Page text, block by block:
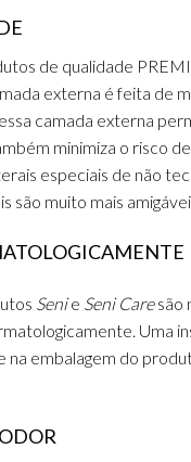
de qualidade
externa é feita de
camada externa
minimiza o risco
especiais de não
são muito mais
Senie Seni Caresão
Uma
na embalagem do